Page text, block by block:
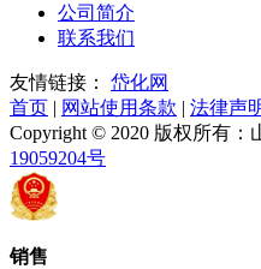
公司简介
联系我们
友情链接： 岱化网
首页 | 网站使用条款 | 法律声
Copyright © 2020 版权所有：
19059204号
销售